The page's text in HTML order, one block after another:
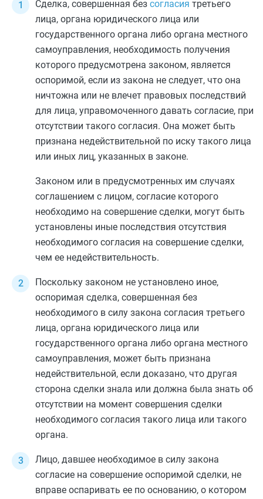
Сделка, совершенная без согласия третьего
лица, органа юридического лица или
государственного органа либо органа местного
самоуправления, необходимость получения
которого предусмотрена законом, является
оспоримой, если из закона не следует, что она
ничтожна или не влечет правовых последствий
для лица, управомоченного давать согласие, при
отсутствии такого согласия. Она может быть
признана недействительной по иску такого лица
или иных лиц, указанных в законе.
Законом или в предусмотренных им случаях
соглашением с лицом, согласие которого
необходимо на совершение сделки, могут быть
установлены иные последствия отсутствия
необходимого согласия на совершение сделки,
чем ее недействительность.
Поскольку законом не установлено иное,
оспоримая сделка, совершенная без
необходимого в силу закона согласия третьего
лица, органа юридического лица или
государственного органа либо органа местного
самоуправления, может быть признана
недействительной, если доказано, что другая
сторона сделки знала или должна была знать об
отсутствии на момент совершения сделки
необходимого согласия такого лица или такого
органа.
Лицо, давшее необходимое в силу закона
согласие на совершение оспоримой сделки, не
вправе оспаривать ее по основанию, о котором